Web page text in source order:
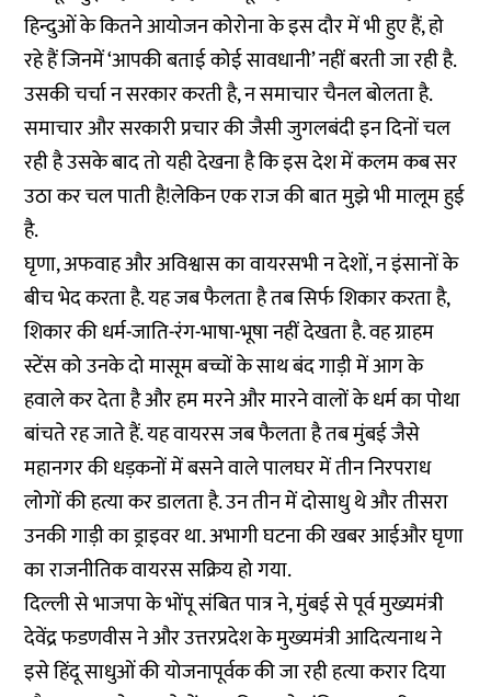
हिन्दुओं के कितने आयोजन कोरोना के इस दौर में भी हुए हैं, हो
रहे हैं जिनमें ‘आपकी बताई कोई सावधानी’ नहीं बरती जा रही है.
उसकी चर्चा न सरकार करती है, न समाचार चैनल बोलता है.
समाचार और सरकारी प्रचार की जैसी जुगलबंदी इन दिनों चल
रही है उसके बाद तो यही देखना है कि इस देश में कलम कब सर
उठा कर चल पाती है!लेकिन एक राज की बात मुझे भी मालूम हुई
है.
घृणा, अफवाह और अविश्वास का वायरसभी न देशों, न इंसानों के
बीच भेद करता है. यह जब फैलता है तब सिर्फ शिकार करता है,
शिकार की धर्म-जाति-रंग-भाषा-भूषा नहीं देखता है. वह ग्राहम
स्टेंस को उनके दो मासूम बच्चों के साथ बंद गाड़ी में आग के
हवाले कर देता है और हम मरने और मारने वालों के धर्म का पोथा
बांचते रह जाते हैं. यह वायरस जब फैलता है तब मुंबई जैसे
महानगर की धड़कनों में बसने वाले पालघर में तीन निरपराध
लोगों की हत्या कर डालता है. उन तीन में दोसाधु थे और तीसरा
उनकी गाड़ी का ड्राइवर था. अभागी घटना की खबर आईऔर घृणा
का राजनीतिक वायरस सक्रिय हो गया.
दिल्ली से भाजपा के भोंपू संबित पात्र ने, मुंबई से पूर्व मुख्यमंत्री
देवेंद्र फडणवीस ने और उत्तरप्रदेश के मुख्यमंत्री आदित्यनाथ ने
इसे हिंदू साधुओं की योजनापूर्वक की जा रही हत्या करार दिया